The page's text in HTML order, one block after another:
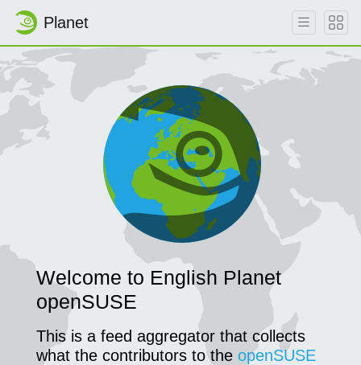
Planet
Skip to main content
Welcome to English Planet
openSUSE
This is a feed aggregator that collects
what the contributors to the openSUSE